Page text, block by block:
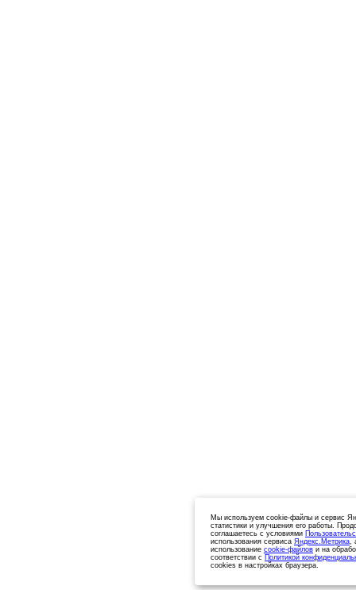
Мы используем cookie-файлы и сервис
статистики и улучшения его работы.
соглашаетесь с условиями
использования сервиса Яндекс.Метрика,
использование cookie-файлов и на
соответствии с Политикой
cookies в настройках браузера.